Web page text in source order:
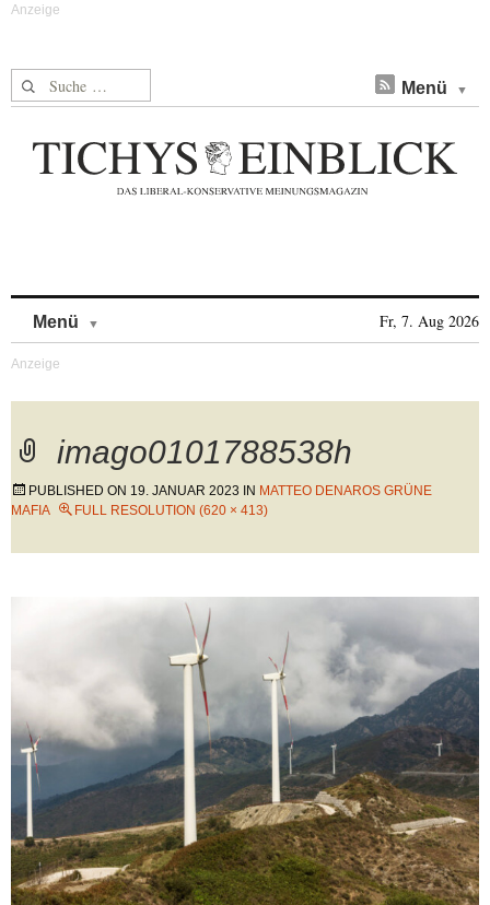
Suche nach: Menü
Menü Fr, 7. Aug 2026
imago0101788538h
PUBLISHED ON 19. JANUAR 2023 IN MATTEO DENAROS GRÜNE
MAFIA
FULL RESOLUTION (620 × 413)